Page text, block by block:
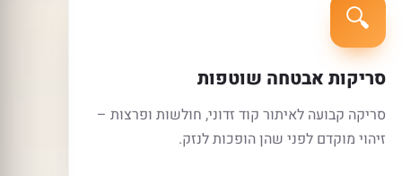
🔍
סריקות אבטחה שוטפות
סריקה קבועה לאיתור קוד זדוני, חולשות ופרצות –
זיהוי מוקדם לפני שהן הופכות לנזק.